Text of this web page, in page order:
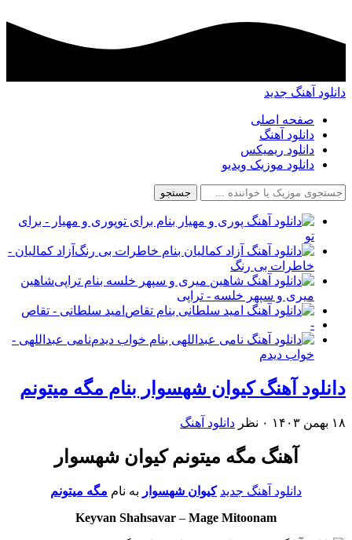
دانلود آهنگ جدید
صفحه اصلی
دانلود آهنگ
دانلود ریمیکس
دانلود موزیک ویدیو
جستجو
پوری و مهیار - برای
تو
آزاد کمالیان -
خاطرات بی رنگ
شاهین
میری و سپهر خلسه - تراپی
امید سلطانی - تقاص
-
نامی عبداللهی -
خواب دیدم
دانلود آهنگ کیوان شهسوار بنام مگه میتونم
۱۸ بهمن ۱۴۰۳ ۰ نظر دانلود آهنگ
آهنگ مگه میتونم کیوان شهسوار
دانلود آهنگ جدید کیوان شهسوار به نام مگه میتونم
Keyvan Shahsavar – Mage Mitoonam